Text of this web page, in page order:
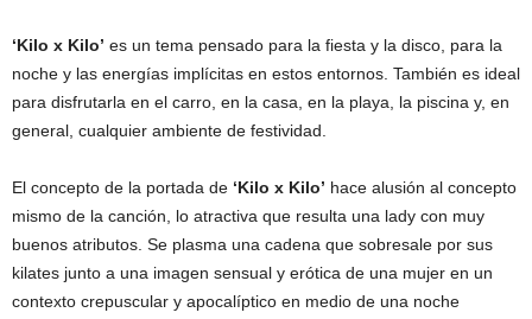
‘Kilo x Kilo’ es un tema pensado para la fiesta y la disco, para la
noche y las energías implícitas en estos entornos. También es ideal
para disfrutarla en el carro, en la casa, en la playa, la piscina y, en
general, cualquier ambiente de festividad.
El concepto de la portada de ‘Kilo x Kilo’ hace alusión al concepto
mismo de la canción, lo atractiva que resulta una lady con muy
buenos atributos. Se plasma una cadena que sobresale por sus
kilates junto a una imagen sensual y erótica de una mujer en un
contexto crepuscular y apocalíptico en medio de una noche